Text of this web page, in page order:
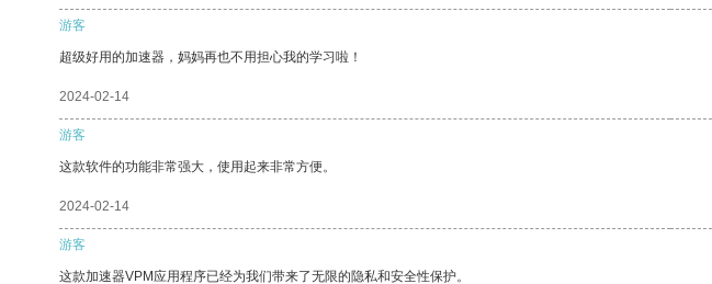
游客
超级好用的加速器，妈妈再也不用担心我的学习啦！
2024-02-14
游客
这款软件的功能非常强大，使用起来非常方便。
2024-02-14
游客
这款加速器VPM应用程序已经为我们带来了无限的隐私和安全性保护。